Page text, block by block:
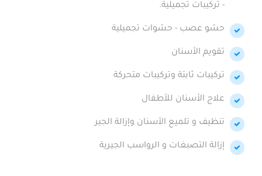
- تركيبات تجميلية.
حشو عصب - حشوات تجميلية
تقويم الأسنان
تركيبات ثابتة وتركيبات متحركة
علاج الأسنان للأطفال
تنظيف و تلميع الأسنان وإزالة الجير
إزالة التصبغات و الرواسب الجيرية